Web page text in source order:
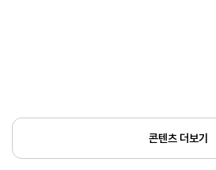
콘텐츠 더보기